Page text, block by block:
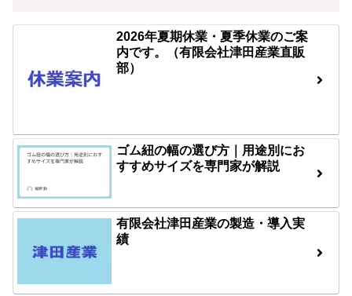
2026年夏期休業・夏季休業のご案
内です。（有限会社津田産業直販
部）
ゴム紐の幅の選び方｜用途別にお
すすめサイズを専門家が解説
有限会社津田産業の製造・導入実
績